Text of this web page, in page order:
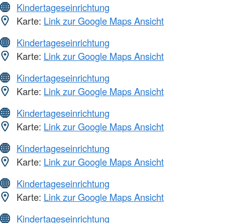
Kindertageseinrichtung
Karte: Link zur Google Maps Ansicht
Kindertageseinrichtung
Karte: Link zur Google Maps Ansicht
Kindertageseinrichtung
Karte: Link zur Google Maps Ansicht
Kindertageseinrichtung
Karte: Link zur Google Maps Ansicht
Kindertageseinrichtung
Karte: Link zur Google Maps Ansicht
Kindertageseinrichtung
Karte: Link zur Google Maps Ansicht
Kindertageseinrichtung